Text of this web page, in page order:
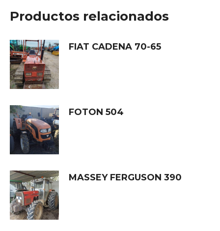
Productos relacionados
FIAT CADENA 70-65
FOTON 504
MASSEY FERGUSON 390